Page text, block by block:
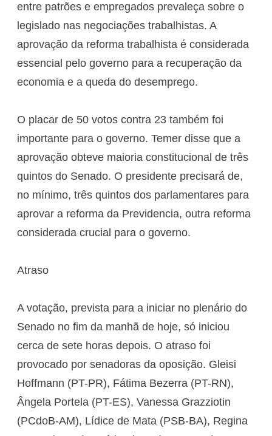
entre patrões e empregados prevaleça sobre o
legislado nas negociações trabalhistas. A
aprovação da reforma trabalhista é considerada
essencial pelo governo para a recuperação da
economia e a queda do desemprego.
O placar de 50 votos contra 23 também foi
importante para o governo. Temer disse que a
aprovação obteve maioria constitucional de três
quintos do Senado. O presidente precisará de,
no mínimo, três quintos dos parlamentares para
aprovar a reforma da Previdencia, outra reforma
considerada crucial para o governo.
Atraso
A votação, prevista para a iniciar no plenário do
Senado no fim da manhã de hoje, só iniciou
cerca de sete horas depois. O atraso foi
provocado por senadoras da oposição. Gleisi
Hoffmann (PT-PR), Fátima Bezerra (PT-RN),
Ângela Portela (PT-ES), Vanessa Grazziotin
(PCdoB-AM), Lídice de Mata (PSB-BA), Regina